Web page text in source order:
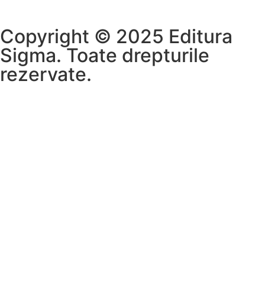
Copyright © 2025 Editura
Sigma. Toate drepturile
rezervate.